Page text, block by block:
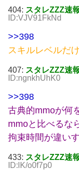
404: スタレZZZ速
ID:VJV91FkNd
>>398
スキルレベルだ
407: スタレZZZ速
ID:ngnkhUhK0
>>398
古典的mmoが何
mmoと比べるな
拘束時間が違い
433: スタレZZZ速
ID:lK/o0f7p0